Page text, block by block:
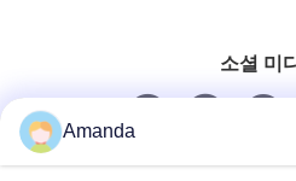
소셜 미
빠른 연
Amanda